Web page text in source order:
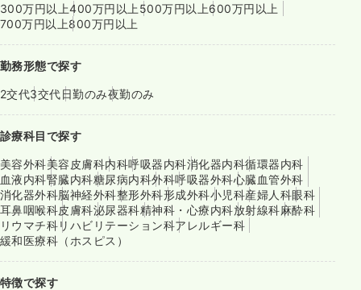
300万円以上400万円以上 500万円以上600万円以上
700万円以上800万円以上
勤務形態で探す
2交代3交代日勤のみ夜勤のみ
診療科目で探す
美容外科美容皮膚科内科呼吸器内科消化器内科循環器内科
血液内科腎臓内科糖尿病内科外科呼吸器外科心臓血管外科
消化器外科脳神経外科整形外科形成外科小児科産婦人科眼科
耳鼻咽喉科皮膚科泌尿器科精神科・心療内科放射線科麻酔科
リウマチ科リハビリテーション科アレルギー科
緩和医療科（ホスピス）
特徴で探す